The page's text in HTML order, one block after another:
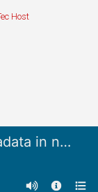
Host
Radio stream metadata in not available.